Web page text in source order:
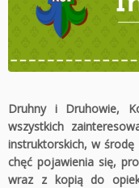
Druhny i Druhowie,
wszystkich
instruktorskich, w
chęć pojawienia się,
wraz z kopią do